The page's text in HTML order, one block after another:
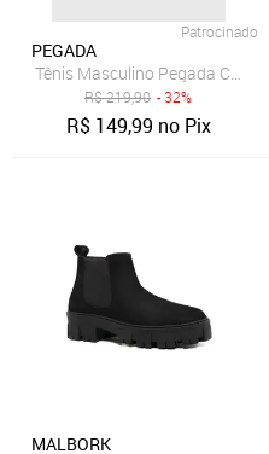
Patrocinado
PEGADA
Tênis Masculino Pegada Cano
R$219,90 - 32%
R$ 149,99 no Pix
MALBORK